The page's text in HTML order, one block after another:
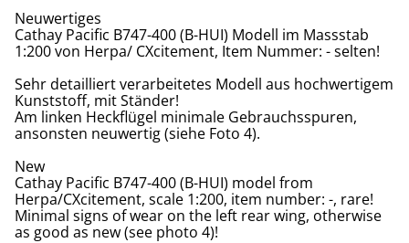
Neuwertiges
Cathay Pacific B747-400 (B-HUI) Modell im Massstab
1:200 von Herpa/ CXcitement, Item Nummer: - selten!
Sehr detailliert verarbeitetes Modell aus hochwertigem
Kunststoff, mit Ständer!
Am linken Heckflügel minimale Gebrauchsspuren,
ansonsten neuwertig (siehe Foto 4).
New
Cathay Pacific B747-400 (B-HUI) model from
Herpa/CXcitement, scale 1:200, item number: -, rare!
Minimal signs of wear on the left rear wing, otherwise
as good as new (see photo 4)!